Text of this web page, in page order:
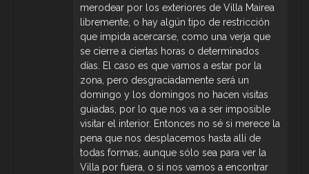
merodear por los exteriores de Villa Mairea
libremente, o hay algún tipo de restricción
que impida acercarse, como una verja que
se cierre a ciertas horas o determinados
días. El caso es que vamos a estar por la
zona, pero desgraciadamente será un
domingo y los domingos no hacen visitas
guiadas, por lo que nos va a ser imposible
visitar el interior. Entonces no sé si merece la
pena que nos desplacemos hasta allí de
todas formas, aunque sólo sea para ver la
Villa por fuera, o si nos vamos a encontrar